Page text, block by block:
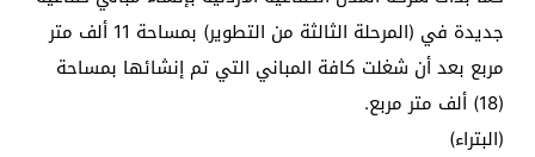
جديدة في (المرحلة الثالثة من التطوير) بمساحة 11 ألف متر
مربع بعد أن شغلت كافة المباني التي تم إنشائها بمساحة
(18) ألف متر مربع.
(البتراء)